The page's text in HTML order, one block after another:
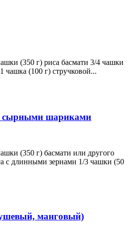
(350 г) риса басмати 3/4 чашки
чашка (100 г) стручковой...
сырными шариками
(350 г) басмати или другого
с длинными зернами 1/3 чашки (50
манговый)